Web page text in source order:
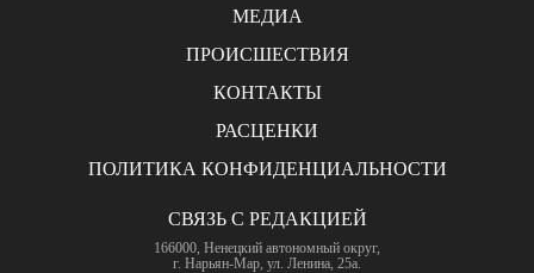
МЕДИА
ПРОИСШЕСТВИЯ
КОНТАКТЫ
РАСЦЕНКИ
ПОЛИТИКА КОНФИДЕНЦИАЛЬНОСТИ
СВЯЗЬ С РЕДАКЦИЕЙ
166000, Ненецкий автономный округ,
г. Нарьян-Мар, ул. Ленина, 25а.